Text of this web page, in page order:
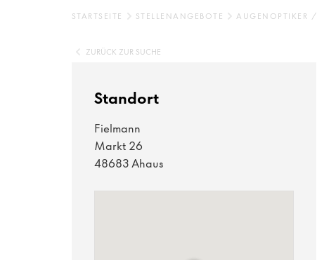
STARTSEITE STELLENANGEBOTE AUGENOPTIKER
ZURÜCK ZUR SUCHE
Standort
Fielmann
Markt 26
48683 Ahaus